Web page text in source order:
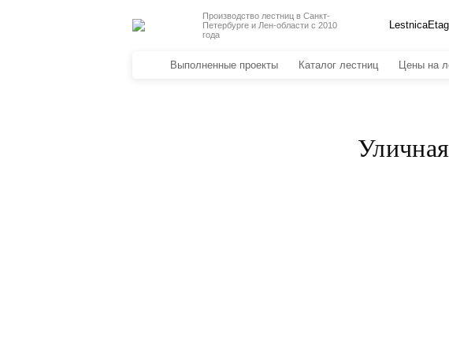
Производство лестниц в Санкт-
Петербурге и Лен-области с 2010
года
Выполненные проекты Каталог лестниц Цены на